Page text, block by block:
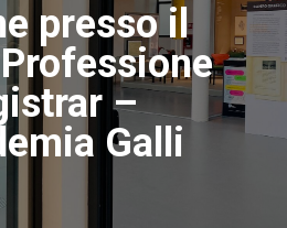
presso il
–
Galli